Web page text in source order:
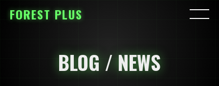
FOREST PLUS
BLOG / NEWS